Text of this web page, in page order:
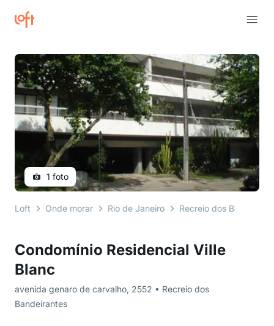
Condomínio Residencial Ville
Blanc
avenida genaro de carvalho, 2552 • Recreio dos
Bandeirantes
1 foto
Loft Onde morar Rio de Janeiro Recreio dos